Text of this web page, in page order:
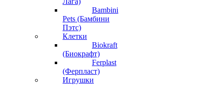
Bambini
Pets (Бамбини
Пэтс)
Клетки
Biokraft
(Биокрафт)
Ferplast
(Ферпласт)
Игрушки